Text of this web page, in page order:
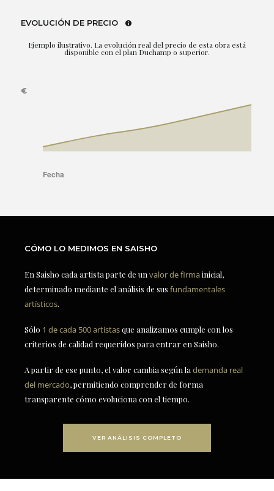
EVOLUCIÓN DE PRECIO
Ejemplo ilustrativo. La evolución real del precio de esta obra está
disponible con el plan Duchamp o superior.
CÓMO LO MEDIMOS EN SAISHO
En Saisho cada artista parte de un valor de firmainicial,
determinado mediante el análisis de sus fundamentales
artísticos.
Sólo 1 de cada 500 artistasque analizamos cumple con los
criterios de calidad requeridos para entrar en Saisho.
A partir de ese punto, el valor cambia según la demanda real
del mercado, permitiendo comprender de forma
transparente cómo evoluciona con el tiempo.
VER ANÁLISIS COMPLETO